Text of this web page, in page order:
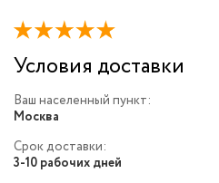
Условия доставки
Ваш населенный пункт:
Москва
Срок доставки:
3-10 рабочих дней